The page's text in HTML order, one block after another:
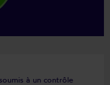
à un contrôle